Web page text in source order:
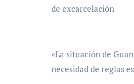
de excarcelación
«La situación de
necesidad de reglas